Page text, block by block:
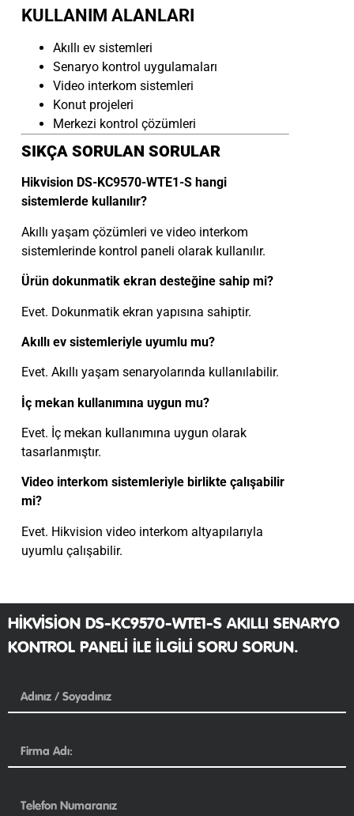
KULLANIM ALANLARI
Akıllı ev sistemleri
Senaryo kontrol uygulamaları
Video interkom sistemleri
Konut projeleri
Merkezi kontrol çözümleri
SIKÇA SORULAN SORULAR
Hikvision DS-KC9570-WTE1-S hangi
sistemlerde kullanılır?
Akıllı yaşam çözümleri ve video interkom
sistemlerinde kontrol paneli olarak kullanılır.
Ürün dokunmatik ekran desteğine sahip mi?
Evet. Dokunmatik ekran yapısına sahiptir.
Akıllı ev sistemleriyle uyumlu mu?
Evet. Akıllı yaşam senaryolarında kullanılabilir.
İç mekan kullanımına uygun mu?
Evet. İç mekan kullanımına uygun olarak
tasarlanmıştır.
Video interkom sistemleriyle birlikte çalışabilir
mi?
Evet. Hikvision video interkom altyapılarıyla
uyumlu çalışabilir.
HIKVISION DS-KC9570-WTE1-S AKILLI SENARYO
KONTROL PANELI ILE ILGILI SORU SORUN.